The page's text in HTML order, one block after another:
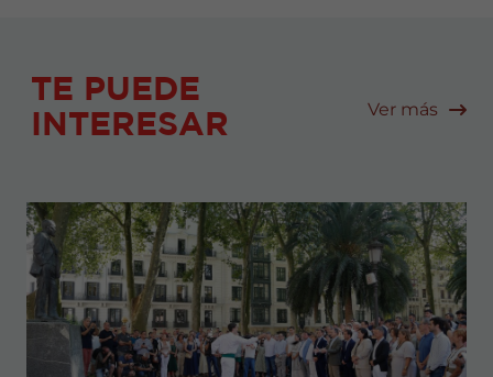
TE PUEDE
INTERESAR
Ver más